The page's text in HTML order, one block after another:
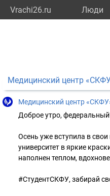
Vrachi26.ru Люди
Медицинский центр
Медицинский центр
Доброе утро,
Осень уже вступила в
университет в яркие
наполнен теплом,
#СтудентСКФУ, забирай